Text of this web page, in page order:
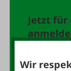
Jetzt für
E-Mail-
Wir